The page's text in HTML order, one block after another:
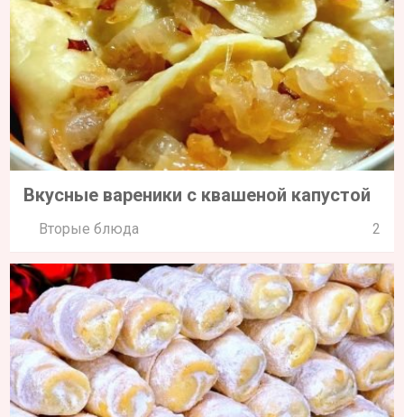
Вкусные вареники с квашеной капустой
Вторые блюда 2